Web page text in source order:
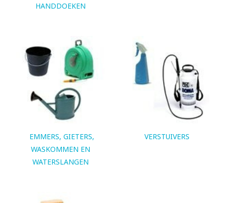
HANDDOEKEN
EMMERS, GIETERS,
WASKOMMEN EN
WATERSLANGEN
VERSTUIVERS